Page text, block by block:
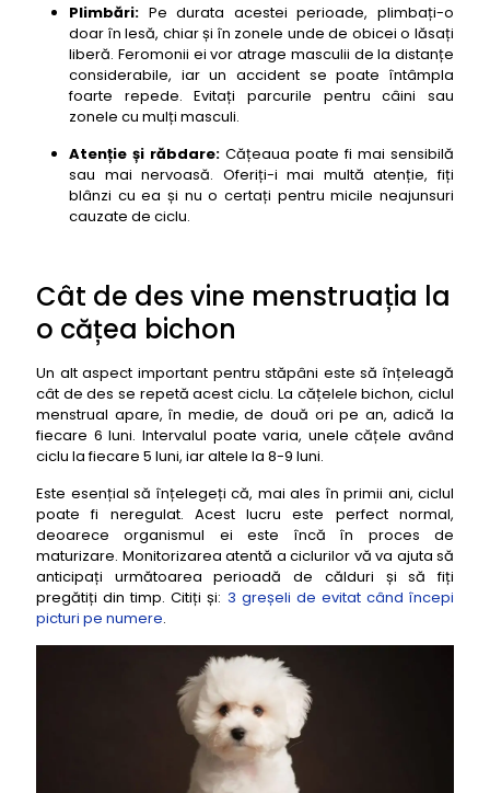
Plimbări: Pe durata acestei perioade, plimbați-o
doar în lesă, chiar și în zonele unde de obicei o lăsați
liberă. Feromonii ei vor atrage masculii de la distanțe
considerabile, iar un accident se poate întâmpla
foarte repede. Evitați parcurile pentru câini sau
zonele cu mulți masculi.
Atenție și răbdare: Cățeaua poate fi mai sensibilă
sau mai nervoasă. Oferiți-i mai multă atenție, fiți
blânzi cu ea și nu o certați pentru micile neajunsuri
cauzate de ciclu.
Cât de des vine menstruația la
o cățea bichon
Un alt aspect important pentru stăpâni este să înțeleagă
cât de des se repetă acest ciclu. La cățelele bichon, ciclul
menstrual apare, în medie, de două ori pe an, adică la
fiecare 6 luni. Intervalul poate varia, unele cățele având
ciclu la fiecare 5 luni, iar altele la 8-9 luni.
Este esențial să înțelegeți că, mai ales în primii ani, ciclul
poate fi neregulat. Acest lucru este perfect normal,
deoarece organismul ei este încă în proces de
maturizare. Monitorizarea atentă a ciclurilor vă va ajuta să
anticipați următoarea perioadă de călduri și să fiți
pregătiți din timp. Citiți și: 3 greșeli de evitat când începi
picturi pe numere.